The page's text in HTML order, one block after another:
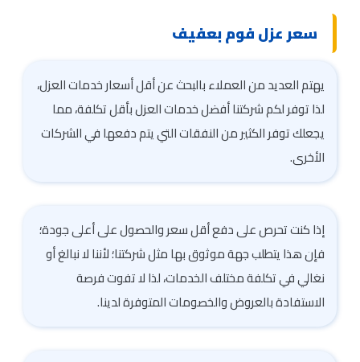
سعر عزل فوم بعفيف
يهتم العديد من العملاء بالبحث عن أقل أسعار خدمات العزل،
لذا توفر لكم شركتنا أفضل خدمات العزل بأقل تكلفة، مما
يجعلك توفر الكثير من النفقات التي يتم دفعها في الشركات
الأخرى.
إذا كنت تحرص على دفع أقل سعر والحصول على أعلى جودة؛
فإن هذا يتطلب جهة موثوق بها مثل شركتنا؛ لأننا لا نبالغ أو
نغالي في تكلفة مختلف الخدمات، لذا لا تفوت فرصة
الاستفادة بالعروض والخصومات المتوفرة لدينا.